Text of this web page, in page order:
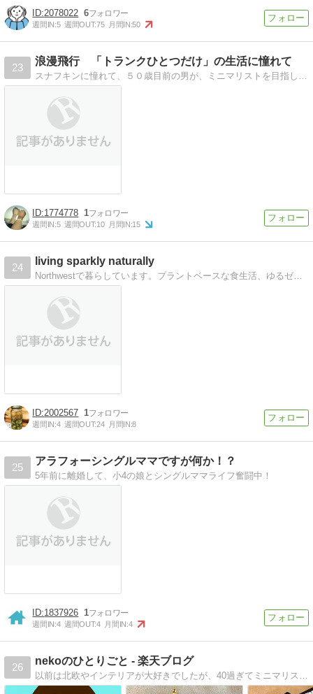
2078022 6
週間IN:5 週間OUT:75 月間IN:50
23
浪漫飛行 「トランクひとつだけ」の生活に憧れて
スナフキンに憧れて、５０歳目前の男が、ミニマリストを目指します。日々、断捨離に励みつつ、味気のなかったシンプルライフに、ピリッとスパイスの効いた彩りを添えます。
1774778 1
週間IN:5 週間OUT:10 月間IN:15
24
living sparkly naturally
Northwestで暮らしています。プラントベースな食生活、ゆるゼロウェイスト、ゆるミニマリスト、ホメオパスの卵、そして一児の母としての毎日を綴ります。
2002567 1
週間IN:4 週間OUT:24 月間IN:8
25
アラフォーシングルママですが何か！？
5年前に離婚して、小4の娘とシングルママライフ奮闘中！
1837926 1
週間IN:4 週間OUT:4 月間IN:4
26
nekoのひとりごと - 楽天ブログ
以前は北欧やインテリアが大好きでしたが、40過ぎてミニマリスト目指しています！ 夫と中学生（息子）と小学生（娘）の４人家族。